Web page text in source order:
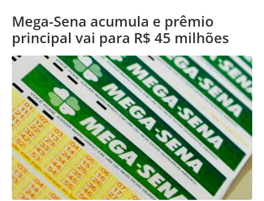
Mega-Sena acumula e prêmio
principal vai para R$ 45 milhões